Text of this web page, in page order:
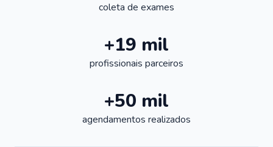
coleta de exames
+19 mil
profissionais parceiros
+50 mil
agendamentos realizados